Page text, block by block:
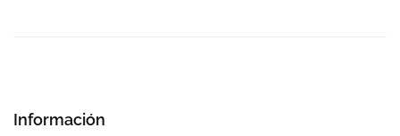
Información